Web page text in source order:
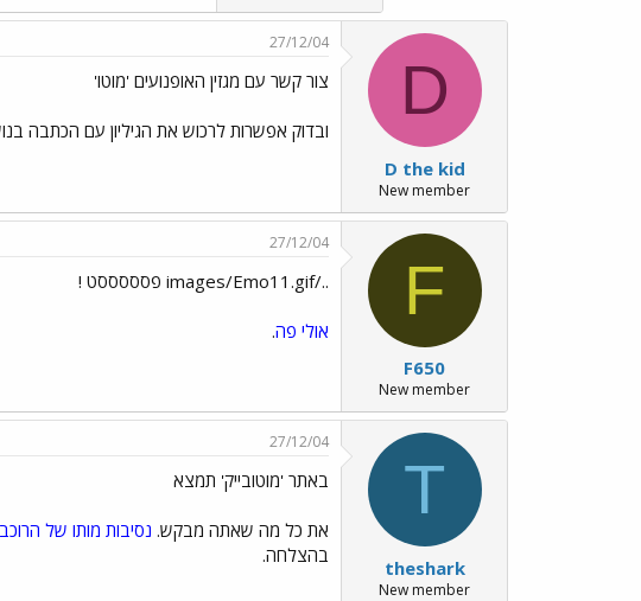
D
D the kid
New member
27/12/04
צור קשר עם מגזין האופנועים 'מוטו'
ובדוק אפשרות לרכוש את הגיליון עם הכתבה
F
F650
New member
27/12/04
../images/Emo11.gif פסססססט !
אולי פה.
T
theshark
New member
27/12/04
באתר 'מוטובייק' תמצא
את כל מה שאתה מבקש. נסיבות מותו של
בהצלחה.